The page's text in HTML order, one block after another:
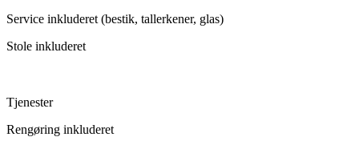
Service inkluderet (bestik, tallerkener, glas)
Stole inkluderet
Tjenester
Rengøring inkluderet